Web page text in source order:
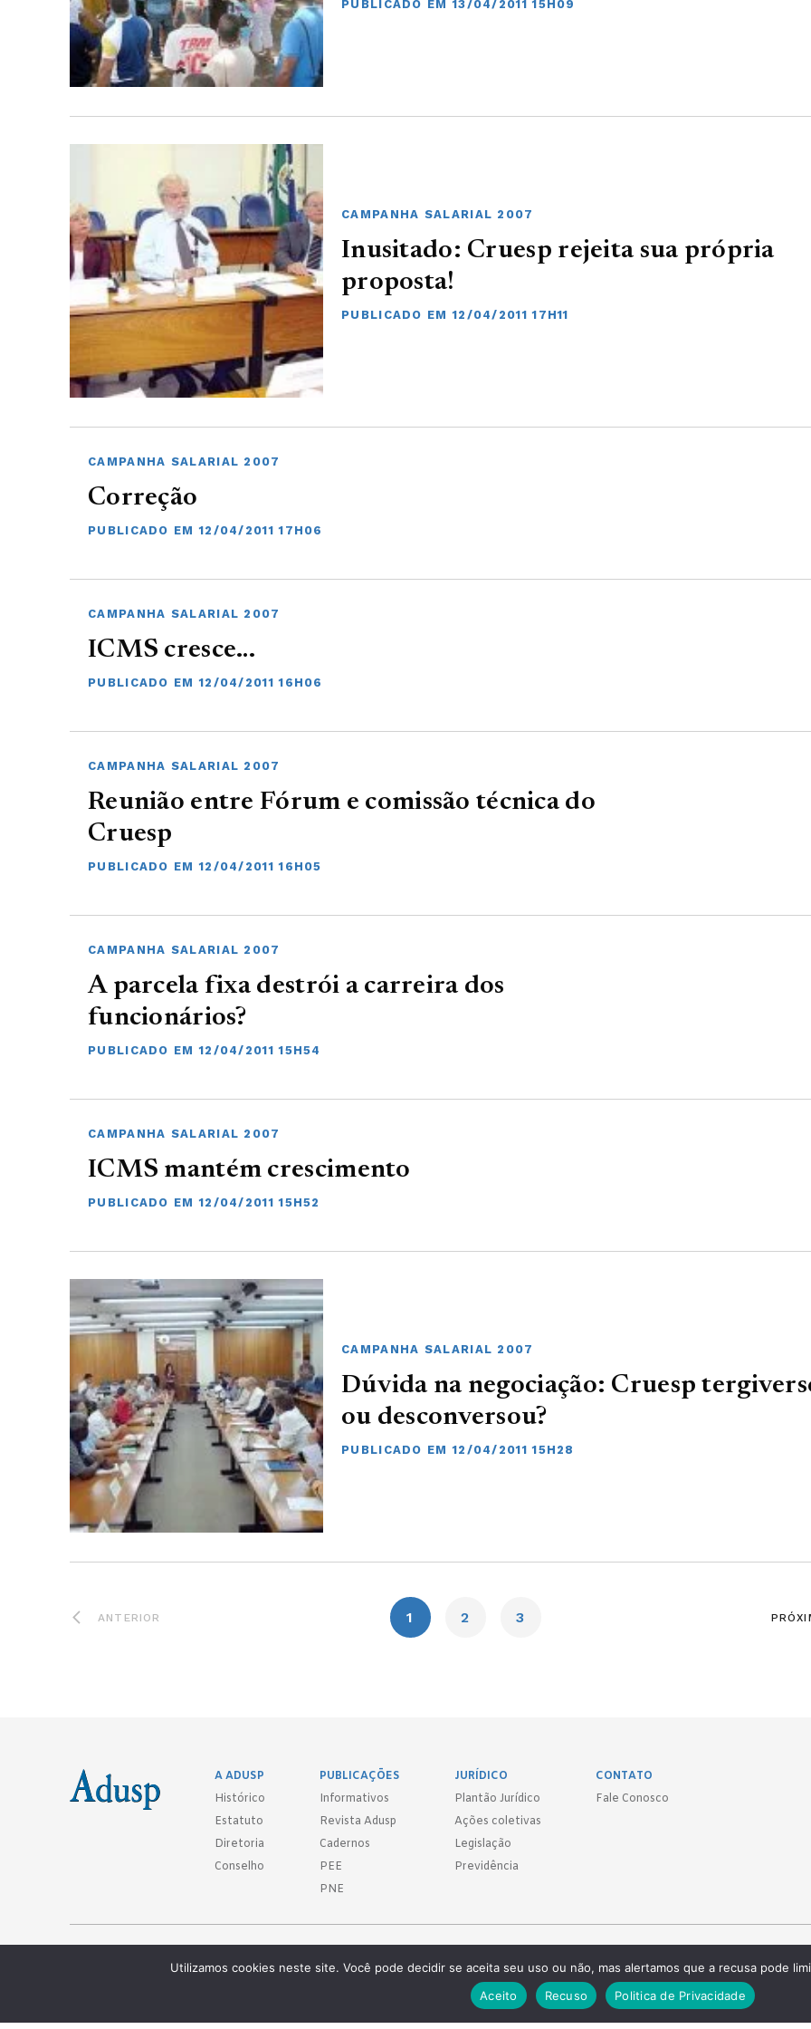
PUBLICADO EM 13/04/2011 15H09
CAMPANHA SALARIAL 2007
Inusitado: Cruesp rejeita sua própria
proposta!
PUBLICADO EM 12/04/2011 17H11
CAMPANHA SALARIAL 2007
Correção
PUBLICADO EM 12/04/2011 17H06
CAMPANHA SALARIAL 2007
ICMS cresce…
PUBLICADO EM 12/04/2011 16H06
CAMPANHA SALARIAL 2007
Reunião entre Fórum e comissão técnica do
Cruesp
PUBLICADO EM 12/04/2011 16H05
CAMPANHA SALARIAL 2007
A parcela fixa destrói a carreira dos
funcionários?
PUBLICADO EM 12/04/2011 15H54
CAMPANHA SALARIAL 2007
ICMS mantém crescimento
PUBLICADO EM 12/04/2011 15H52
CAMPANHA SALARIAL 2007
Dúvida na negociação: Cruesp
ou desconversou?
PUBLICADO EM 12/04/2011 15H28
ANTERIOR 1 2 3
A ADUSP
Histórico
Estatuto
Diretoria
Conselho
PUBLICAÇÕES
Informativos
Revista Adusp
Cadernos
PEE
PNE
JURÍDICO
Plantão Jurídico
Ações coletivas
Legislação
Previdência
CONTATO
Fale Conosco
Av. Prof. Almeida Prado, 1366 - São Paulo, SP - CEP 05508-070
Telefones: (11) 3091-4465 / 66 ● (11) 3813-5573 ● (11) 3815-9245 ● (11) 3814-1715 ● (11) 3032-5950
Utilizamos cookies neste site. Você pode decidir se aceita seu uso ou não, mas alertamos que a recusa pode
Aceito
Recuso Politica de Privacidade